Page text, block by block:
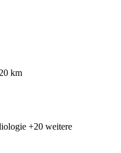
km
+20 weitere